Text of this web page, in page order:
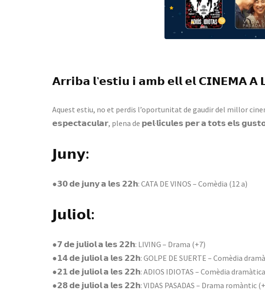
𝗔𝗿𝗿𝗶𝗯𝗮 𝗹’𝗲𝘀𝘁𝗶𝘂 𝗶 𝗮𝗺𝗯 𝗲𝗹𝗹 𝗲𝗹
Aquest estiu, no et perdis l’oportunitat de gaudir del millor
𝗲𝘀𝗽𝗲𝗰𝘁𝗮𝗰𝘂𝗹𝗮𝗿, plena de 𝗽𝗲𝗹·𝗹𝗶́𝗰𝘂𝗹𝗲𝘀 𝗽𝗲𝗿 𝗮 𝘁𝗼𝘁𝘀 𝗲𝗹𝘀
𝗝𝘂𝗻𝘆:
●𝟯𝟬 𝗱𝗲 𝗷𝘂𝗻𝘆 𝗮 𝗹𝗲𝘀 𝟮𝟮𝗵: CATA DE VINOS – Comèdia (12 a)
𝗝𝘂𝗹𝗶𝗼𝗹:
●𝟳 𝗱𝗲 𝗷𝘂𝗹𝗶𝗼𝗹 𝗮 𝗹𝗲𝘀 𝟮𝟮𝗵: LIVING – Drama (+7)
●𝟭𝟰 𝗱𝗲 𝗷𝘂𝗹𝗶𝗼𝗹 𝗮 𝗹𝗲𝘀 𝟮𝟮𝗵: GOLPE DE SUERTE – Comèdia
●𝟮𝟭 𝗱𝗲 𝗷𝘂𝗹𝗶𝗼𝗹 𝗮 𝗹𝗲𝘀 𝟮𝟮𝗵: ADIOS IDIOTAS – Comèdia
●𝟮𝟴 𝗱𝗲 𝗷𝘂𝗹𝗶𝗼𝗹 𝗮 𝗹𝗲𝘀 𝟮𝟮𝗵: VIDAS PASADAS – Drama romàntic